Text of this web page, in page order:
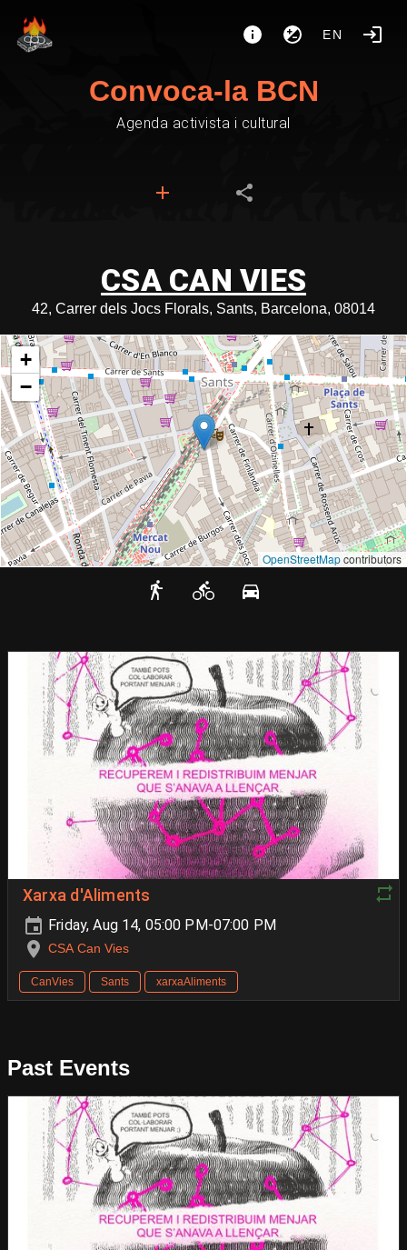
EN
Convoca-la BCN
Agenda activista i cultural
CSA CAN VIES
42, Carrer dels Jocs Florals, Sants, Barcelona, 08014
+
−
OpenStreetMapcontributors
Xarxa d'Aliments
Friday, Aug 14, 05:00 PM-07:00 PM
CSA Can Vies
CanVies Sants xarxaAliments
Past Events